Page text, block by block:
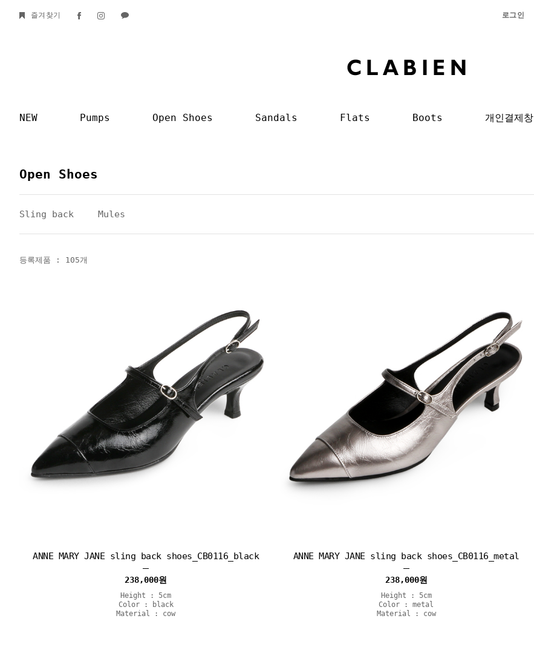
즐겨찾기 로그인
NEW Pumps Open Shoes Sandals Flats Boots 개인결제창
Open Shoes
Sling back Mules
등록제품 : 105개
ANNE MARY JANE sling back shoes_CB0116_black
238,000원
Height : 5cm
Color : black
Material : cow
ANNE MARY JANE sling back shoes_CB0116_metal
238,000원
Height : 5cm
Color : metal
Material : cow